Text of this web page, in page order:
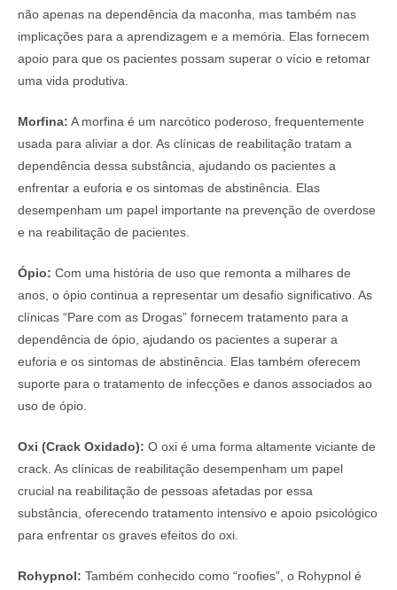
não apenas na dependência da maconha, mas também nas
implicações para a aprendizagem e a memória. Elas fornecem
apoio para que os pacientes possam superar o vício e retomar
uma vida produtiva.
Morfina: A morfina é um narcótico poderoso, frequentemente
usada para aliviar a dor. As clínicas de reabilitação tratam a
dependência dessa substância, ajudando os pacientes a
enfrentar a euforia e os sintomas de abstinência. Elas
desempenham um papel importante na prevenção de overdose
e na reabilitação de pacientes.
Ópio: Com uma história de uso que remonta a milhares de
anos, o ópio continua a representar um desafio significativo. As
clínicas “Pare com as Drogas” fornecem tratamento para a
dependência de ópio, ajudando os pacientes a superar a
euforia e os sintomas de abstinência. Elas também oferecem
suporte para o tratamento de infecções e danos associados ao
uso de ópio.
Oxi (Crack Oxidado): O oxi é uma forma altamente viciante de
crack. As clínicas de reabilitação desempenham um papel
crucial na reabilitação de pessoas afetadas por essa
substância, oferecendo tratamento intensivo e apoio psicológico
para enfrentar os graves efeitos do oxi.
Rohypnol: Também conhecido como “roofies”, o Rohypnol é